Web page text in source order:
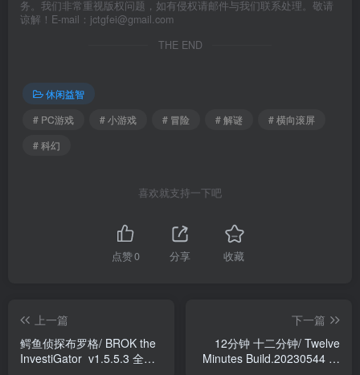
务。我们非常重视版权问题，如有侵权请邮件与我们联系处理。敬请
谅解！E-mail：jctgfei@gmail.com
THE END
休闲益智
# PC游戏
# 小游戏 # 冒险 # 解谜
# 横向滚屏
# 科幻
喜欢就支持一下吧
点赞0 分享 收藏
上一篇
鳄鱼侦探布罗格/ BROK the
InvestiGator v1.5.5.3 全
下一篇
12分钟 十二分钟/ Twelve
Minutes Build.20230544 免